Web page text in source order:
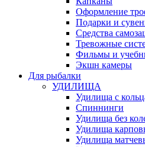
Оформление
Подарки и
Средства
Тревожные
Фильмы и
Экшн камеры
Для рыбалки
УДИЛИЩА
Удилища с
Спиннинги
Удилища без
Удилища
Удилища